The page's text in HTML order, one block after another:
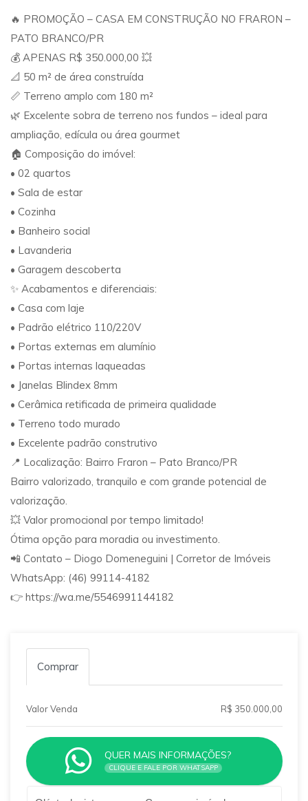
🔥 PROMOÇÃO – CASA EM CONSTRUÇÃO NO FRARON –
PATO BRANCO/PR
💰 APENAS R$ 350.000,00 💥
📐 50 m² de área construída
📏 Terreno amplo com 180 m²
🌿 Excelente sobra de terreno nos fundos – ideal para
ampliação, edícula ou área gourmet
🏠 Composição do imóvel:
• 02 quartos
• Sala de estar
• Cozinha
• Banheiro social
• Lavanderia
• Garagem descoberta
✨ Acabamentos e diferenciais:
• Casa com laje
• Padrão elétrico 110/220V
• Portas externas em alumínio
• Portas internas laqueadas
• Janelas Blindex 8mm
• Cerâmica retificada de primeira qualidade
• Terreno todo murado
• Excelente padrão construtivo
📍 Localização: Bairro Fraron – Pato Branco/PR
Bairro valorizado, tranquilo e com grande potencial de
valorização.
💥 Valor promocional por tempo limitado!
Ótima opção para moradia ou investimento.
📲 Contato – Diogo Domeneguini | Corretor de Imóveis
WhatsApp: (46) 99114-4182
👉 https://wa.me/5546991144182
Comprar
Valor Venda R$ 350.000,00
QUER MAIS INFORMAÇÕES?
CLIQUE E FALE POR WHATSAPP